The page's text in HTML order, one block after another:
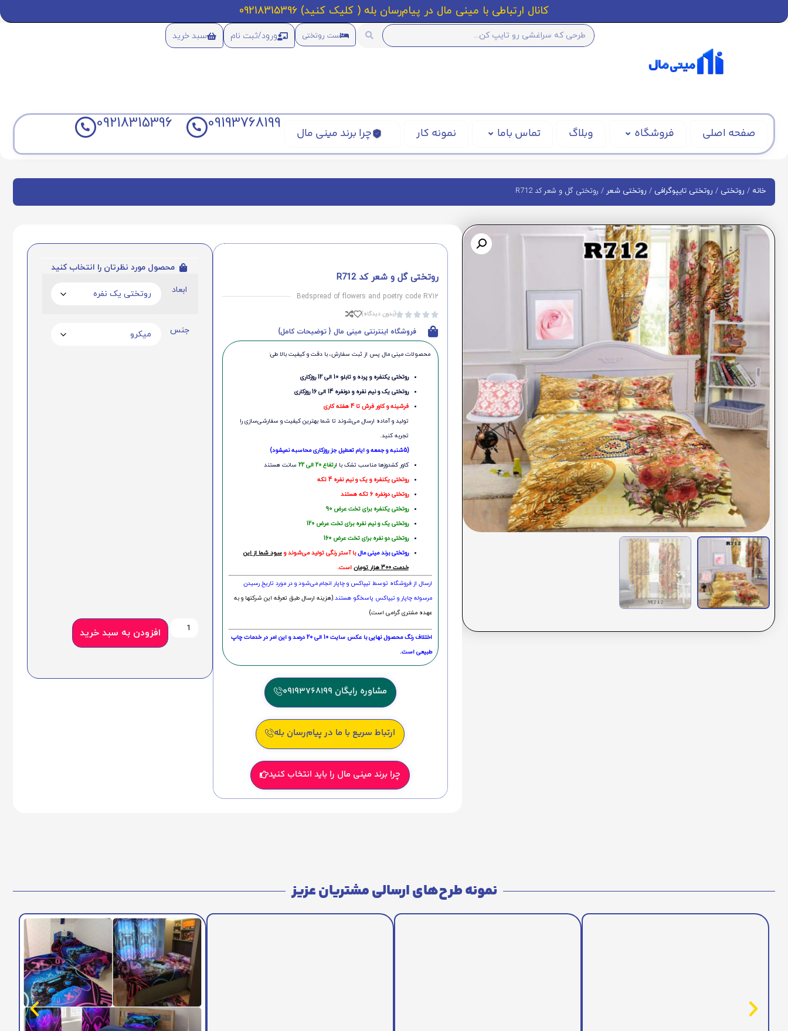
کانال ارتباطی با مینی مال در پیام‌رسان بله ( کلیک کنید) 09218315396
ست روتختی ورود/ثبت نام سبد خرید
صفحه اصلی فروشگاه وبلاگ تماس باما نمونه کار چرا برند مینی مال
09193768199
09218315396
خانه / روتختی / روتختی تایپوگرافی / روتختی شعر/ روتختی گل و شعر کد R712
روتختی گل و شعر کد R712
Bedspread of flowers and poetry code R712




(بدون دیدگاه)
فروشگاه اینترنتی مینی مال { توضیحات کامل}
محصولات مینی‌ مال پس از ثبت سفارش، با دقت و کیفیت بالا طی:
روتختی یکنفره و پرده و تابلو 10 الی 12 روزکاری
روتختی یک و نیم نفره و دونفره 14 الی 16 روزکاری
فرشینه و کاور فرش تا 4 هفته کاری
تولید و آماده ارسال می‌شوند تا شما بهترین کیفیت و سفارشی‌سازی را
تجربه کنید.
(5شنبه و جمعه و ایام تعطیل جز روزکاری محاسبه نمیشود)
کاور کشدوزها مناسب تشک با ارتفاع 20 الی 22
سانت هستند
روتختی یکنفره و یک و نیم نفره 4 تکه
روتختی دونفره 6 تکه هستند
روتختی یکنفره برای تخت عرض 90
روتختی یک و نیم نفره برای تخت عرض 120
روتختی دو نفره برای تخت عرض 160
روتختی‌ برند مینی مالبا آستر رنگی تولید می‌شوند وسود شما از این
خدمت 300 هزار تومان
است.
ارسال از فروشگاه توسط تیپاکس و چاپار انجام می‌شود و در مورد تاریخ رسیدن
مرسوله چاپار و تیپاکس پاسخگو هستند.(هزینه ارسال طبق تعرفه این شرکتها و به
عهده مشتری گرامی است)
اختلاف رنگ محصول نهایی با عکس سایت 10 الی 20 درصد و این امر در خدمات چاپ
طبیعی است.
مشاوره رایگان 09193768199
ارتباط سریع با ما در پیام‌رسان بله
چرا برند مینی مال را باید انتخاب کنید
محصول مورد نظرتان را انتخاب کنید
ابعاد
جنس
افزودن به سبد خرید
نمونه طرح‌های ارسالی مشتریان عزیز